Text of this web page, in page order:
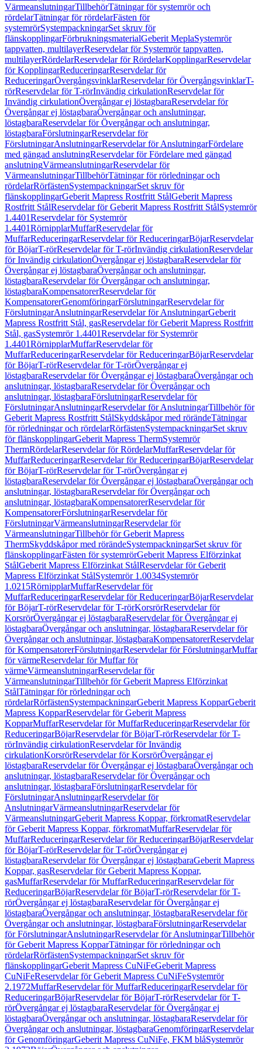
VärmeanslutningarTillbehörTätningar för systemrör och
rördelarTätningar för rördelarFästen för
systemrörSystempackningarSet skruv för
flänskopplingarFörbrukningsmaterialGeberit MeplaSystemrör
tappvatten, multilayerReservdelar för Systemrör tappvatten,
multilayerRördelarReservdelar för RördelarKopplingarReservdelar
för KopplingarReduceringarReservdelar för
ReduceringarÖvergångsvinklarReservdelar för ÖvergångsvinklarT-
rörReservdelar för T-rörInvändig cirkulationReservdelar för
Invändig cirkulationÖvergångar ej löstagbaraReservdelar för
Övergångar ej löstagbaraÖvergångar och anslutningar,
löstagbaraReservdelar för Övergångar och anslutningar,
löstagbaraFörslutningarReservdelar för
FörslutningarAnslutningarReservdelar för AnslutningarFördelare
med gängad anslutningReservdelar för Fördelare med gängad
anslutningVärmeanslutningarReservdelar för
VärmeanslutningarTillbehörTätningar för rörledningar och
rördelarRörfästenSystempackningarSet skruv för
flänskopplingarGeberit Mapress Rostfritt StålGeberit Mapress
Rostfritt StålReservdelar för Geberit Mapress Rostfritt StålSystemrör
1.4401Reservdelar för Systemrör
1.4401RörnipplarMuffarReservdelar för
MuffarReduceringarReservdelar för ReduceringarBöjarReservdelar
för BöjarT-rörReservdelar för T-rörInvändig cirkulationReservdelar
för Invändig cirkulationÖvergångar ej löstagbaraReservdelar för
Övergångar ej löstagbaraÖvergångar och anslutningar,
löstagbaraReservdelar för Övergångar och anslutningar,
löstagbaraKompensatorerReservdelar för
KompensatorerGenomföringarFörslutningarReservdelar för
FörslutningarAnslutningarReservdelar för AnslutningarGeberit
Mapress Rostfritt Stål, gasReservdelar för Geberit Mapress Rostfritt
Stål, gasSystemrör 1.4401Reservdelar för Systemrör
1.4401RörnipplarMuffarReservdelar för
MuffarReduceringarReservdelar för ReduceringarBöjarReservdelar
för BöjarT-rörReservdelar för T-rörÖvergångar ej
löstagbaraReservdelar för Övergångar ej löstagbaraÖvergångar och
anslutningar, löstagbaraReservdelar för Övergångar och
anslutningar, löstagbaraFörslutningarReservdelar för
FörslutningarAnslutningarReservdelar för AnslutningarTillbehör för
Geberit Mapress Rostfritt StålSkyddskåpor med rörändeTätningar
för rörledningar och rördelarRörfästenSystempackningarSet skruv
för flänskopplingarGeberit Mapress ThermSystemrör
ThermRördelarReservdelar för RördelarMuffarReservdelar för
MuffarReduceringarReservdelar för ReduceringarBöjarReservdelar
för BöjarT-rörReservdelar för T-rörÖvergångar ej
löstagbaraReservdelar för Övergångar ej löstagbaraÖvergångar och
anslutningar, löstagbaraReservdelar för Övergångar och
anslutningar, löstagbaraKompensatorerReservdelar för
KompensatorerFörslutningarReservdelar för
FörslutningarVärmeanslutningarReservdelar för
VärmeanslutningarTillbehör för Geberit Mapress
ThermSkyddskåpor med rörändeSystempackningarSet skruv för
flänskopplingarFästen för systemrörGeberit Mapress Elförzinkat
StålGeberit Mapress Elförzinkat StålReservdelar för Geberit
Mapress Elförzinkat StålSystemrör 1.0034Systemrör
1.0215RörnipplarMuffarReservdelar för
MuffarReduceringarReservdelar för ReduceringarBöjarReservdelar
för BöjarT-rörReservdelar för T-rörKorsrörReservdelar för
KorsrörÖvergångar ej löstagbaraReservdelar för Övergångar ej
löstagbaraÖvergångar och anslutningar, löstagbaraReservdelar för
Övergångar och anslutningar, löstagbaraKompensatorerReservdelar
för KompensatorerFörslutningarReservdelar för FörslutningarMuffar
för värmeReservdelar för Muffar för
värmeVärmeanslutningarReservdelar för
VärmeanslutningarTillbehör för Geberit Mapress Elförzinkat
StålTätningar för rörledningar och
rördelarRörfästenSystempackningarGeberit Mapress KopparGeberit
Mapress KopparReservdelar för Geberit Mapress
KopparMuffarReservdelar för MuffarReduceringarReservdelar för
ReduceringarBöjarReservdelar för BöjarT-rörReservdelar för T-
rörInvändig cirkulationReservdelar för Invändig
cirkulationKorsrörReservdelar för KorsrörÖvergångar ej
löstagbaraReservdelar för Övergångar ej löstagbaraÖvergångar och
anslutningar, löstagbaraReservdelar för Övergångar och
anslutningar, löstagbaraFörslutningarReservdelar för
FörslutningarAnslutningarReservdelar för
AnslutningarVärmeanslutningarReservdelar för
VärmeanslutningarGeberit Mapress Koppar, förkromatReservdelar
för Geberit Mapress Koppar, förkromatMuffarReservdelar för
MuffarReduceringarReservdelar för ReduceringarBöjarReservdelar
för BöjarT-rörReservdelar för T-rörÖvergångar ej
löstagbaraReservdelar för Övergångar ej löstagbaraGeberit Mapress
Koppar, gasReservdelar för Geberit Mapress Koppar,
gasMuffarReservdelar för MuffarReduceringarReservdelar för
ReduceringarBöjarReservdelar för BöjarT-rörReservdelar för T-
rörÖvergångar ej löstagbaraReservdelar för Övergångar ej
löstagbaraÖvergångar och anslutningar, löstagbaraReservdelar för
Övergångar och anslutningar, löstagbaraFörslutningarReservdelar
för FörslutningarAnslutningarReservdelar för AnslutningarTillbehör
för Geberit Mapress KopparTätningar för rörledningar och
rördelarRörfästenSystempackningarSet skruv för
flänskopplingarGeberit Mapress CuNiFeGeberit Mapress
CuNiFeReservdelar för Geberit Mapress CuNiFeSystemrör
2.1972MuffarReservdelar för MuffarReduceringarReservdelar för
ReduceringarBöjarReservdelar för BöjarT-rörReservdelar för T-
rörÖvergångar ej löstagbaraReservdelar för Övergångar ej
löstagbaraÖvergångar och anslutningar, löstagbaraReservdelar för
Övergångar och anslutningar, löstagbaraGenomföringarReservdelar
för GenomföringarGeberit Mapress CuNiFe, FKM blåSystemrör